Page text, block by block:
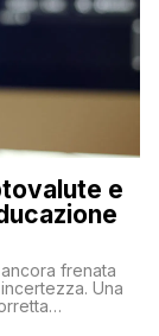
e
frenata
Una
parte della